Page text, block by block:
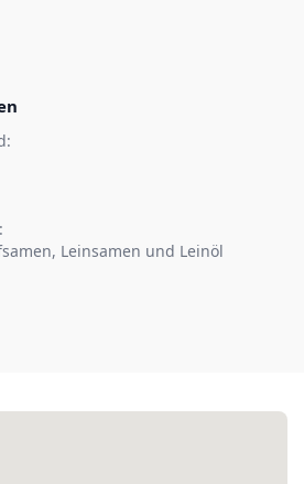
Leinsamen und Leinöl